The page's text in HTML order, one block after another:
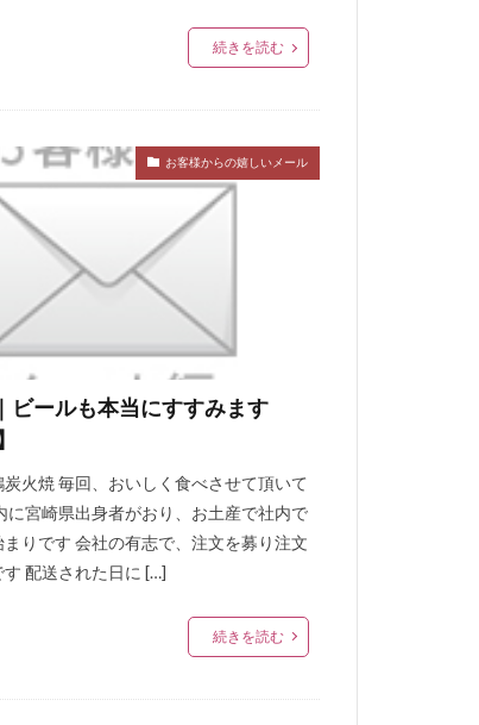
続きを読む
お客様からの嬉しいメール
ビールも本当にすすみます
火焼 毎回、おいしく食べさせて頂いて
に宮崎県出身者がおり、お土産で社内で
りです 会社の有志で、注文を募り注文
配送された日に […]
続きを読む